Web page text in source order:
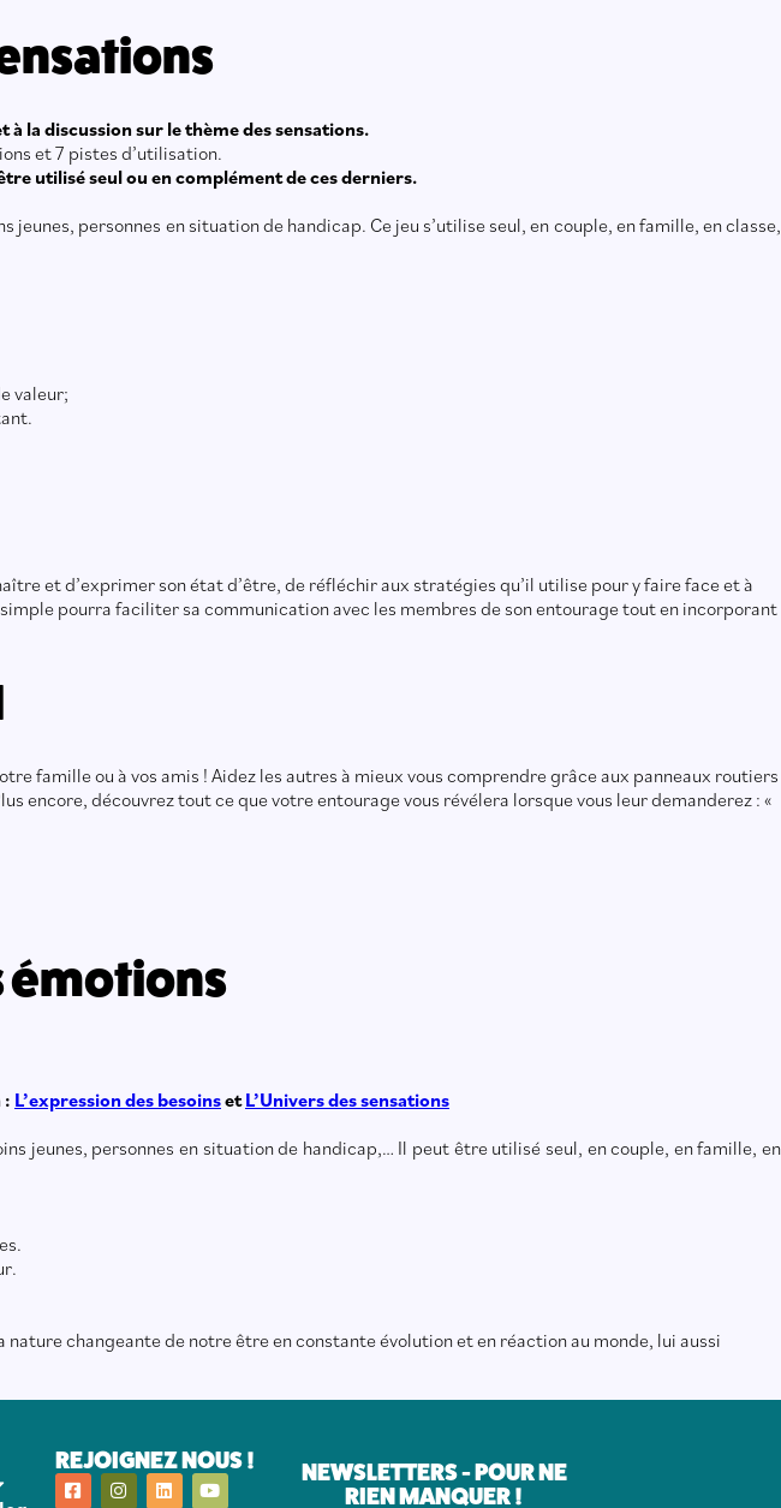
la discussion sur le thème des sensations.
et 7 pistes d’utilisation.
utilisé seul ou en complément de ces derniers.
personnes en situation de handicap. Ce jeu s’utilise seul, en couple, en famille, en classe,
valeur;
et d’exprimer son état d’être, de réfléchir aux stratégies qu’il utilise pour y faire face et à
pourra faciliter sa communication avec les membres de son entourage tout en incorporant
famille ou à vos amis ! Aidez les autres à mieux vous comprendre grâce aux panneaux routiers
encore, découvrez tout ce que votre entourage vous révélera lorsque vous leur demanderez : «
émotions
: L’expression des besoinsetL’Univers des sensations
jeunes, personnes en situation de handicap,… Il peut être utilisé seul, en couple, en famille, en
changeante de notre être en constante évolution et en réaction au monde, lui aussi
REJOIGNEZ NOUS !
NEWSLETTERS - POUR NE
RIEN MANQUER !